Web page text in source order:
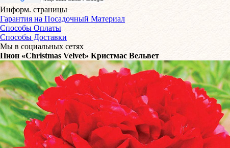
Информ. страницы
Гарантия на Посадочный Материал
Способы Оплаты
Способы Доставки
Мы в социальных сетях
Пион «Christmas Velvet» Кристмас Вельвет